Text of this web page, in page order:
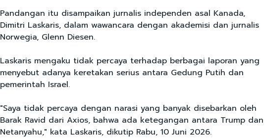
Pandangan itu disampaikan jurnalis independen asal Kanada,
Dimitri Laskaris, dalam wawancara dengan akademisi dan jurnalis
Norwegia, Glenn Diesen.
Laskaris mengaku tidak percaya terhadap berbagai laporan yang
menyebut adanya keretakan serius antara Gedung Putih dan
pemerintah Israel.
"Saya tidak percaya dengan narasi yang banyak disebarkan oleh
Barak Ravid dari Axios, bahwa ada ketegangan antara Trump dan
Netanyahu," kata Laskaris, dikutip Rabu, 10 Juni 2026.